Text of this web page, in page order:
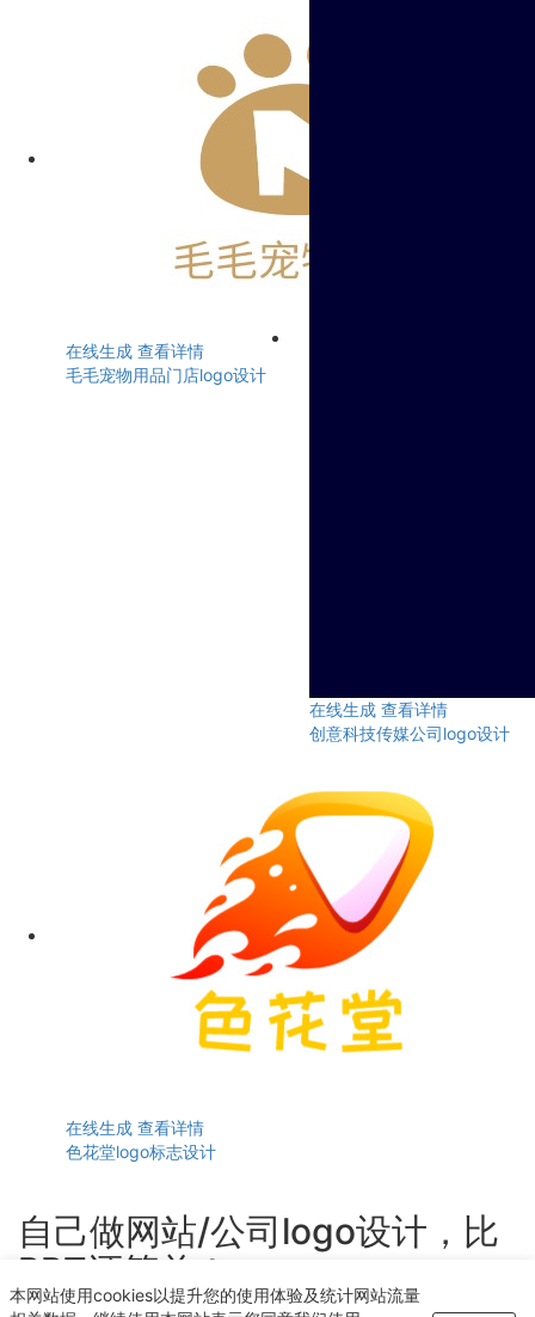
在线生成 查看详情
毛毛宠物用品门店logo设计
在线生成 查看详情
创意科技传媒公司logo设计
在线生成 查看详情
色花堂logo标志设计
自己做网站/公司logo设计，比
PPT还简单！
本网站使用cookies以提升您的使用体验及统计网站流量